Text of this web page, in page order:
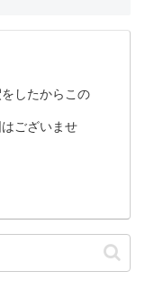
したからこの
ございませ